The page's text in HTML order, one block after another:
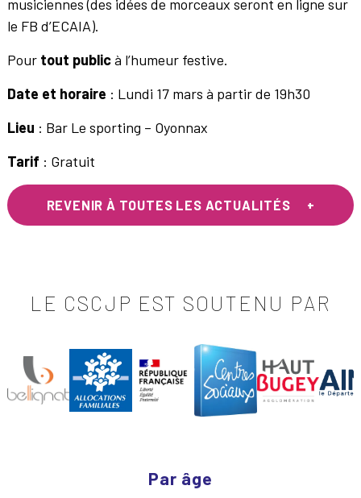
musiciennes (des idées de morceaux seront en ligne sur
le FB d’ECAIA).
Pour tout publicà l’humeur festive.
Date et horaire : Lundi 17 mars à partir de 19h30
Lieu : Bar Le sporting – Oyonnax
Tarif : Gratuit
REVENIR À TOUTES LES ACTUALITÉS
LE CSCJP EST SOUTENU PAR
Par âge